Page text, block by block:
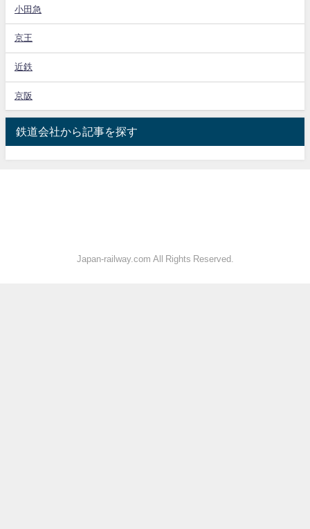
小田急
京王
近鉄
京阪
鉄道会社から記事を探す
Japan-railway.com All Rights Reserved.